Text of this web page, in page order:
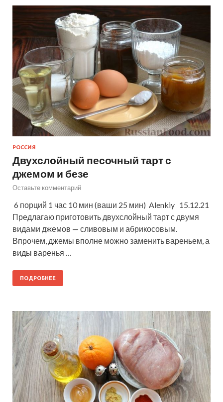
РОССИЯ
Двухслойный песочный тарт с
джемом и безе
Оставьте комментарий
6 порций 1 час 10 мин (ваши 25 мин) Alenkiy 15.12.21
Предлагаю приготовить двухслойный тарт с двумя
видами джемов — сливовым и абрикосовым.
Впрочем, джемы вполне можно заменить вареньем, а
виды варенья …
ПОДРОБНЕЕ